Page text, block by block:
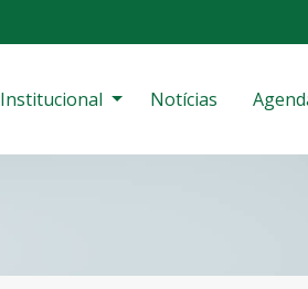
Institucional Notícias